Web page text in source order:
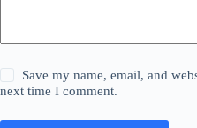
Save my name, email, and
next time I comment.